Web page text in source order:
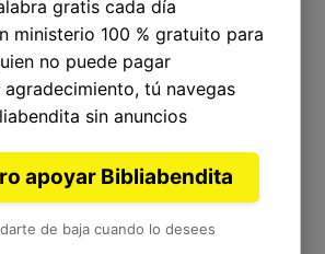
89:44 nos recuerda que
Dios es crucial para nuestra
Cuando nos alejamos de Él,
fuerza y caemos en la derrota.
es fiel y su amor por nosotros
nuestra vida y buscar nuestra
gratis cada día
ministerio 100 % gratuito para
no puede pagar
agradecimiento, tú navegas
sin anuncios
apoyar Bibliabendita
de baja cuando lo desees